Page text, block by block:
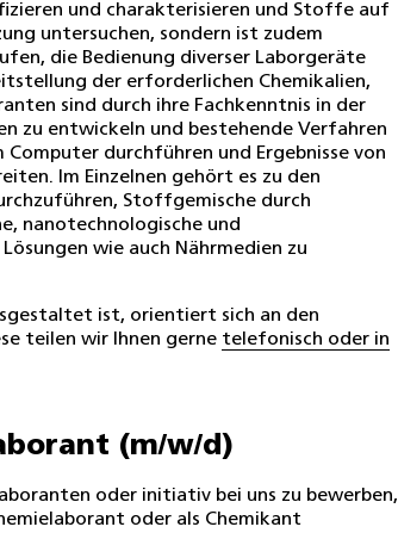
und charakterisieren und Stoffe auf
untersuchen, sondern ist zudem
die Bedienung diverser Laborgeräte
der erforderlichen Chemikalien,
sind durch ihre Fachkenntnis in der
zu entwickeln und bestehende Verfahren
Computer durchführen und Ergebnisse von
Im Einzelnen gehört es zu den
Stoffgemische durch
nanotechnologische und
wie auch Nährmedien zu
ist, orientiert sich an den
teilen wir Ihnen gerne telefonisch oder in
(m/w/d)
oder initiativ bei uns zu bewerben,
oder als Chemikant